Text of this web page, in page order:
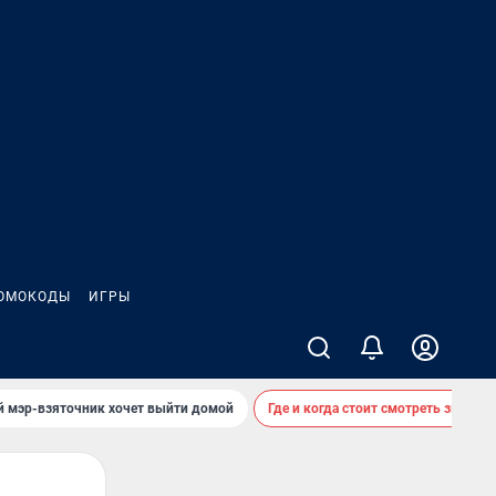
ИГРЫ
мэр-взяточник хочет выйти домой Где и когда стоит смотреть